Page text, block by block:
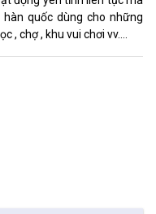
quốc dùng cho những
, chợ , khu vui chơi vv....